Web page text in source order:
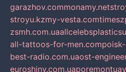
garazhov.commonamy.net
stroyu.kzmy-vesta.com
zsmh.com.ua
all-tattoos-for-men.com
best-radio.com.uaost-
euroshiny.com.ua